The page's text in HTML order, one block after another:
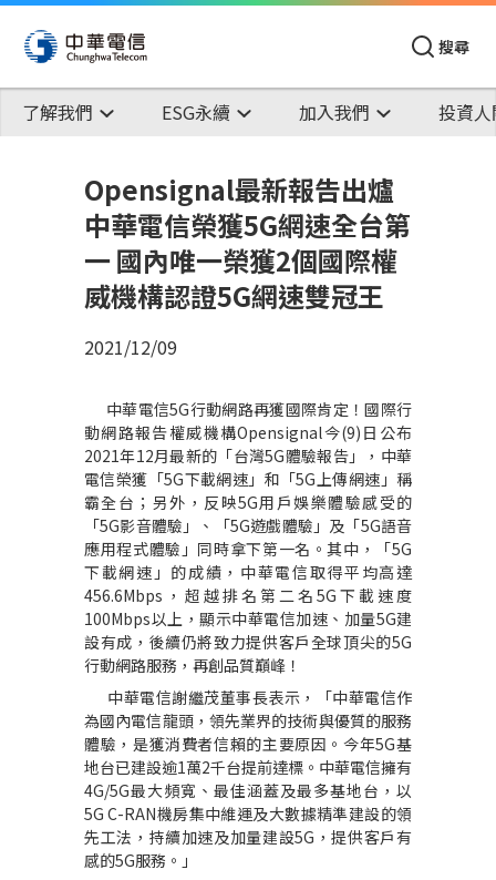
搜尋
了解我們 ESG永續 加入我們 投資
Opensignal最新報告出爐
中華電信榮獲5G網速全台第
一 國內唯一榮獲2個國際權
威機構認證5G網速雙冠王
2021/12/09
中華電信5G行動網路再獲國際肯定！國際行
動網路報告權威機構Opensignal今(9) 日公布
2021年12月最新的「台灣5G體驗報告」，中華
電信榮獲「5G下載網速」和「5G上傳網速」稱
霸全台；另外，反映5G用戶娛樂體驗感受的
「5G影音體驗」、「5G遊戲體驗」及「5G語音
應用程式體驗」同時拿下第一名。其中，「5G
下載網速」的成績，中華電信取得平均高達
456.6Mbps ，超越排名第二名 5G 下載速度
100Mbps以上，顯示中華電信加速、加量5G建
設有成，後續仍將致力提供客戶全球頂尖的5G
行動網路服務，再創品質巔峰！
中華電信謝繼茂董事長表示，「中華電信作
為國內電信龍頭，領先業界的技術與優質的服務
體驗，是獲消費者信賴的主要原因。今年5G基
地台已建設逾1萬2千台提前達標。中華電信擁有
4G/5G最大頻寬、最佳涵蓋及最多基地台，以
5G C-RAN機房集中維運及大數據精準建設的領
先工法，持續加速及加量建設5G ，提供客戶有
感的5G服務。」